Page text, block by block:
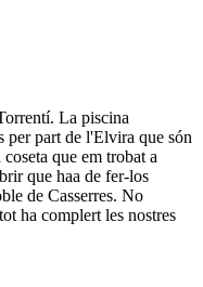
La piscina
per part de l'Elvira que són
que em trobat a
que haa de fer-los
de Casserres. No
ha complert les nostres